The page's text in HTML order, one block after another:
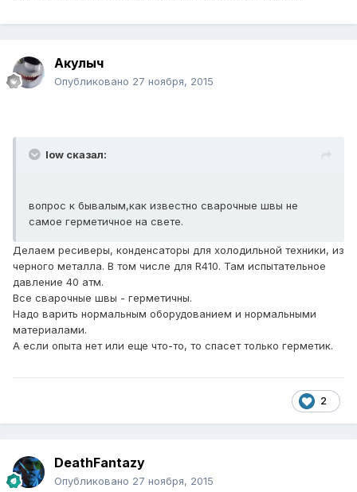
Акулыч
Опубликовано 27 ноября, 2015
low сказал:
вопрос к бывалым,как известно сварочные швы не
самое герметичное на свете.
Делаем ресиверы, конденсаторы для холодильной техники, из
черного металла. В том числе для R410. Там испытательное
давление 40 атм.
Все сварочные швы - герметичны.
Надо варить нормальным оборудованием и нормальными
материалами.
А если опыта нет или еще что-то, то спасет только герметик.
2
DeathFantazy
Опубликовано 27 ноября, 2015